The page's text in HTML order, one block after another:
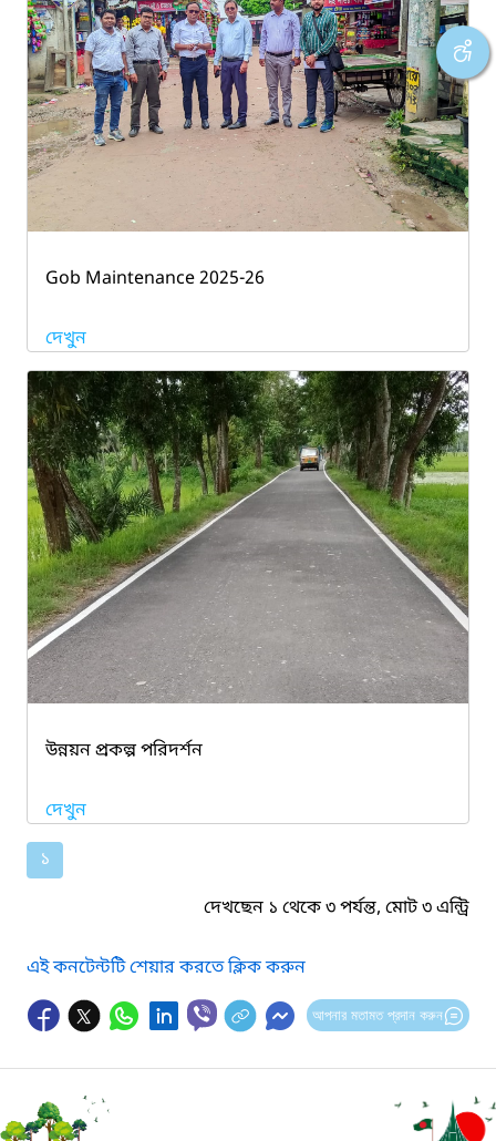
Gob Maintenance 2025-26
দেখুন
উন্নয়ন প্রকল্প পরিদর্শন
দেখুন
১
দেখছেন ১ থেকে ৩ পর্যন্ত, মোট ৩ এন্ট্রি
এই কনটেন্টটি শেয়ার করতে ক্লিক করুন
আপনার মতামত প্রদান করুন